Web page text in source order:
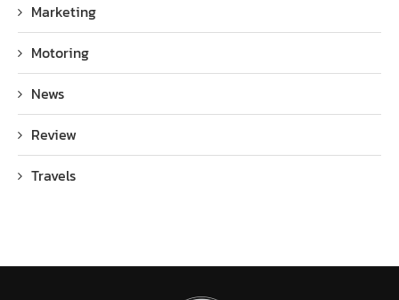
Marketing
Motoring
News
Review
Travels